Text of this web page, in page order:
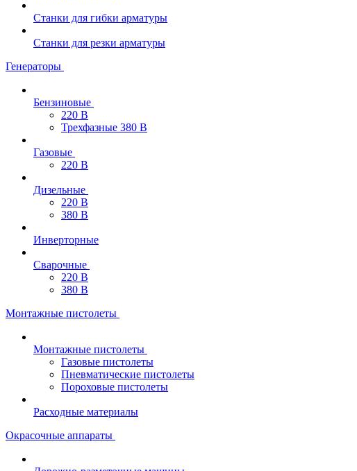
Станки для гибки арматуры
Станки для резки арматуры
Генераторы
Бензиновые
220 В
Трехфазные 380 В
Газовые
220 В
Дизельные
220 В
380 В
Инверторные
Сварочные
220 В
380 В
Монтажные пистолеты
Монтажные пистолеты
Газовые пистолеты
Пневматические пистолеты
Пороховые пистолеты
Расходные материалы
Окрасочные аппараты